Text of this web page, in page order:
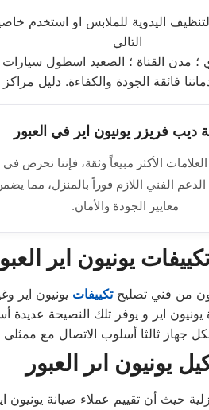
اليدوية للملابس او استخدم
التالي
؛ مدن القناة ؛ الصعيد اسطول
فائقة الجودة والكفاءة. دليل مراكز
ديب فريزر يونيون اير في العبور
الأكثر مبيعاً وثقة، فإننا نحرص في
الفني اللازم فوراً بالمنزل، مما
معايير الجودة والأمان.
يونيون اير
من فني تصليحتكييفات يونيون اير
اير و يوفر تلك النصيحة عديدة
يونيون اىر العبور
حيث أن تقييم عملاء صيانة